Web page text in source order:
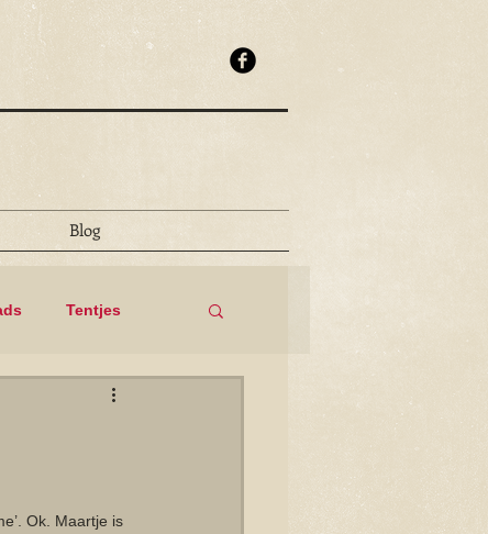
Tentjes
Ok. Maartje is
Blog